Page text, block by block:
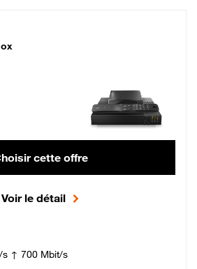
Livebox Lite Fibre
cette offre
Voir le détail
↑ 700 Mbit/s